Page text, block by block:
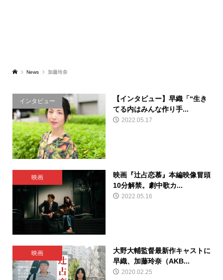
News 加藤玲奈
インタビュー
【インタビュー】早織「“生き
てる内はみんな作り手...
2022.05.17
映画
映画『辻占恋慕』本編映像冒頭
10分解禁。劇中歌カ...
2022.05.16
映画
大野大輔監督最新作キャストに
早織、加藤玲奈（AKB...
2020.02.25